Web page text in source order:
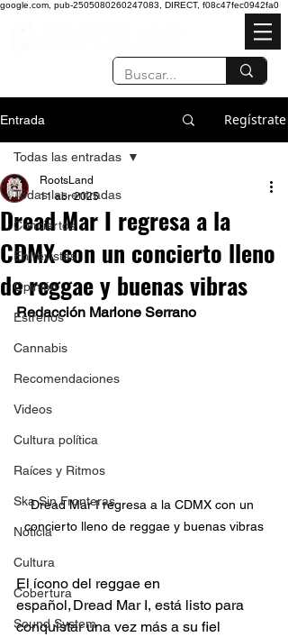
google.com, pub-2505080260247083, DIRECT, f08c47fec0942fa0
Entrada Regístrate
Todas las entradas
Conciertos
Entrevistas
Opinión
Estrenos
Cannabis
Recomendaciones
Videos
Cultura política
Raíces y Ritmos
Ska Sin Fronteras
Noticia
Cultura
Cobertura
Sound System
Todas las entradas
Dread Mar I regresa a la
CDMX con un concierto lleno
de reggae y buenas vibras
RootsLand
11 abr 2025
Redacción Marlone Serrano
Dread Mar I regresa a la CDMX con un
concierto lleno de reggae y buenas vibras
El ícono del reggae en
español, Dread Mar I, está listo para
conquistar una vez más a su fiel